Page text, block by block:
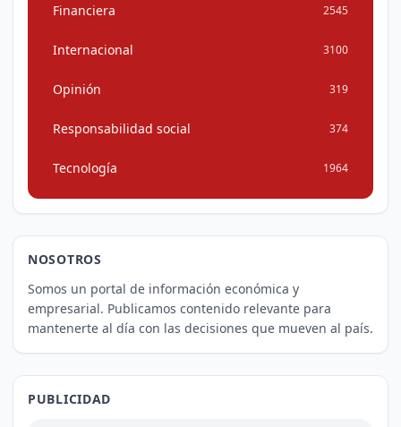
Financiera 2545
Internacional 3100
Opinión 319
Responsabilidad social 374
Tecnología 1964
NOSOTROS
Somos un portal de información económica y
empresarial. Publicamos contenido relevante para
mantenerte al día con las decisiones que mueven al país.
PUBLICIDAD